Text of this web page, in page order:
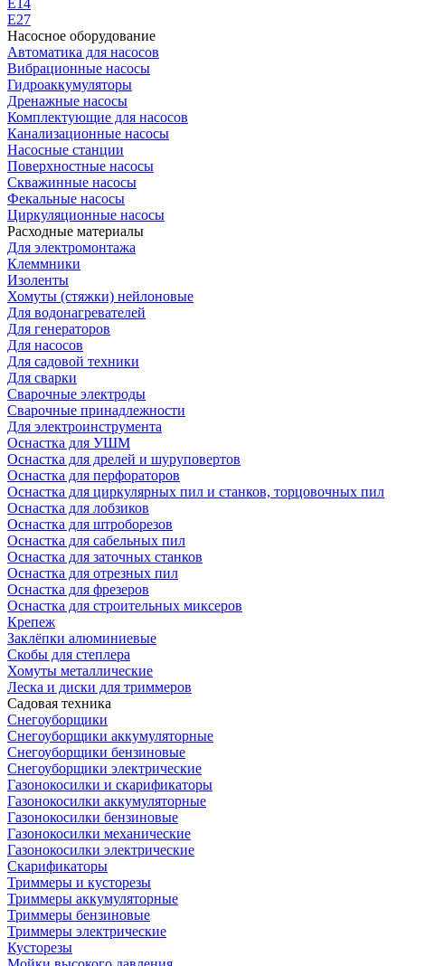
Е14
Е27
Насосное оборудование
Автоматика для насосов
Вибрационные насосы
Гидроаккумуляторы
Дренажные насосы
Комплектующие для насосов
Канализационные насосы
Насосные станции
Поверхностные насосы
Скважинные насосы
Фекальные насосы
Циркуляционные насосы
Расходные материалы
Для электромонтажа
Клеммники
Изоленты
Хомуты (стяжки) нейлоновые
Для водонагревателей
Для генераторов
Для насосов
Для садовой техники
Для сварки
Сварочные электроды
Сварочные принадлежности
Для электроинструмента
Оснастка для УШМ
Оснастка для дрелей и шуруповертов
Оснастка для перфораторов
Оснастка для циркулярных пил и станков, торцовочных пил
Оснастка для лобзиков
Оснастка для штроборезов
Оснастка для сабельных пил
Оснастка для заточных станков
Оснастка для отрезных пил
Оснастка для фрезеров
Оснастка для строительных миксеров
Крепеж
Заклёпки алюминиевые
Скобы для степлера
Хомуты металлические
Леска и диски для триммеров
Садовая техника
Снегоуборщики
Снегоуборщики аккумуляторные
Снегоуборщики бензиновые
Снегоуборщики электрические
Газонокосилки и скарификаторы
Газонокосилки аккумуляторные
Газонокосилки бензиновые
Газонокосилки механические
Газонокосилки электрические
Скарификаторы
Триммеры и кусторезы
Триммеры аккумуляторные
Триммеры бензиновые
Триммеры электрические
Кусторезы